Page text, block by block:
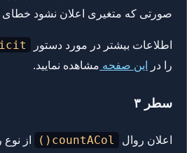
صورتی که متغیری اعلان نشود خطای
اطلاعات بیشتر در مورد دستور
را در این صفحه مشاهده نمایید.
سطر ۳
اعلان روال countACol()